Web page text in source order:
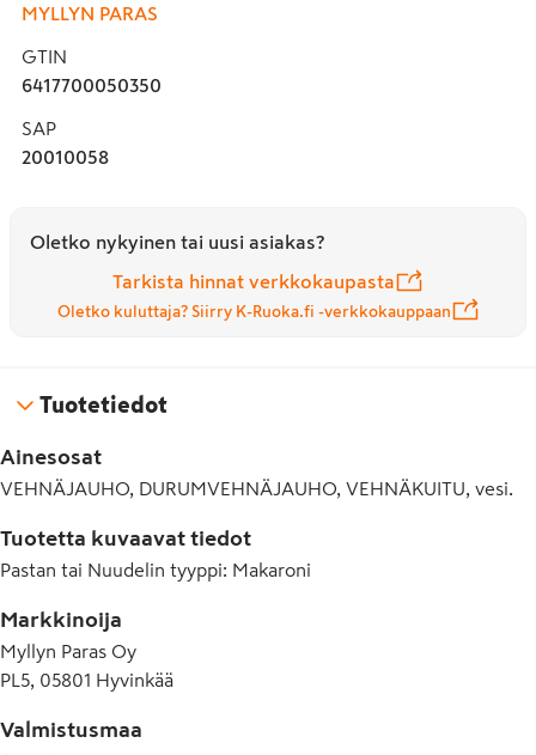
MYLLYN PARAS
GTIN
6417700050350
SAP
20010058
Oletko nykyinen tai uusi asiakas?
Tarkista hinnat verkkokaupasta
Oletko kuluttaja? Siirry K-Ruoka.fi -verkkokauppaan
Tuotetiedot
Ainesosat
VEHNÄJAUHO, DURUMVEHNÄJAUHO, VEHNÄKUITU, vesi.
Tuotetta kuvaavat tiedot
Pastan tai Nuudelin tyyppi: Makaroni
Markkinoija
Myllyn Paras Oy
PL5, 05801 Hyvinkää
Valmistusmaa